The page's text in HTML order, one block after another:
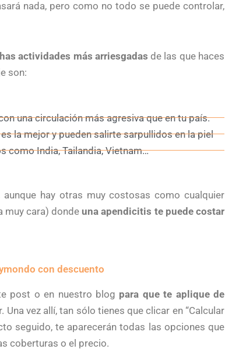
nada, pero como no todo se puede controlar,
actividades más arriesgadas de las que haces
son:
una circulación más agresiva que en tu país.
la mejor y pueden salirte sarpullidos en la piel
como India, Tailandia, Vietnam…
hay otras muy costosas como cualquier
muy cara) donde una apendicitis te puede costar
con descuento
post o en nuestro blog para que te aplique de
Una vez allí, tan sólo tienes que clicar en “Calcular
seguido, te aparecerán todas las opciones que
coberturas o el precio.